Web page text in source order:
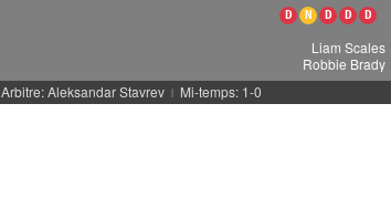
D N D D D
Liam Scales
Robbie Brady
Arbitre: Aleksandar Stavrev | Mi-temps: 1-0